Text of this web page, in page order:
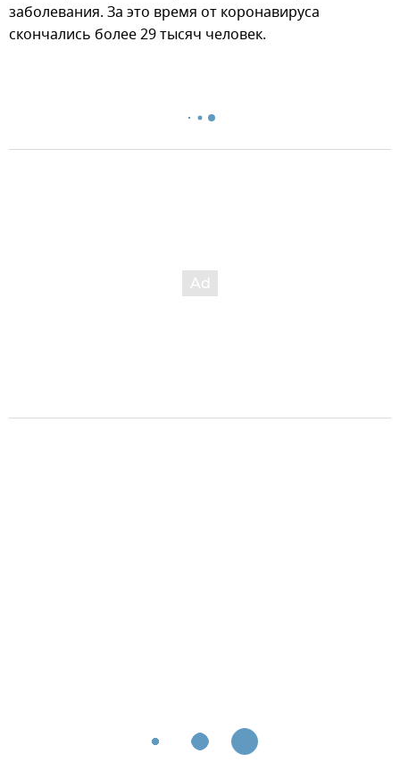
заболевания. За это время от коронавируса
скончались более 29 тысяч человек.